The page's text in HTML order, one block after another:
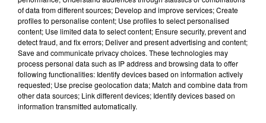
Lecture (2 min 22 sec)
100%
100% Radio les infos de l'Aude
of data from different sources; Develop and improve services; Create
profiles to personalise content; Use profiles to select personalised
content; Use limited data to select content; Ensure security, prevent and
detect fraud, and fix errors; Deliver and present advertising and content;
Save and communicate privacy choices. These technologies may
process personal data such as IP address and browsing data to offer
following functionalities: Identify devices based on information actively
requested; Use precise geolocation data; Match and combine data from
other data sources; Link different devices; Identify devices based on
information transmitted automatically.